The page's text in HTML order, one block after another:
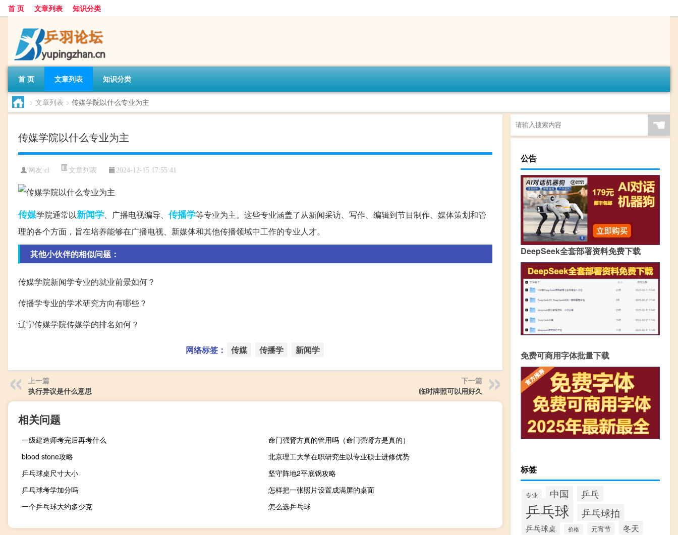
首 页 文章列表 知识分类
首 页 文章列表 知识分类
> 文章列表 > 传媒学院以什么专业为主
传媒学院以什么专业为主
网友:cl 文章列表 2024-12-15 17:55:41
传媒学院通常以新闻学、广播电视编导、 传播学等专业为主。这些专业涵盖了从新闻采访、写作、编辑到节目制作、媒体策划和管
理的各个方面，旨在培养能够在广播电视、新媒体和其他传播领域中工作的专业人才。
其他小伙伴的相似问题：
传媒学院新闻学专业的就业前景如何？
传播学专业的学术研究方向有哪些？
辽宁传媒学院传媒学的排名如何？
网络标签： 传媒 传播学 新闻学
上一篇
执行异议是什么意思
下一篇
临时牌照可以用好久
相关问题
一级建造师考完后再考什么
命门强肾方真的管用吗（命门强肾方是真的）
blood stone攻略
北京理工大学在职研究生以专业硕士进修优势
乒乓球桌尺寸大小
坚守阵地2平底锅攻略
乒乓球考学加分吗
怎样把一张照片设置成满屏的桌面
一个乒乓球大约多少克
怎么选乒乓球
☚
公告
DeepSeek全套部署资料免费下载
免费可商用字体批量下载
标签
专业 中国 乒乓
乒乓球 乒乓球拍
乒乓球桌 价格 元宵节 冬天